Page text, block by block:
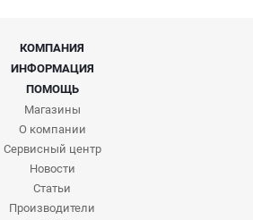
КОМПАНИЯ
ИНФОРМАЦИЯ
ПОМОЩЬ
Магазины
О компании
Сервисный центр
Новости
Статьи
Производители